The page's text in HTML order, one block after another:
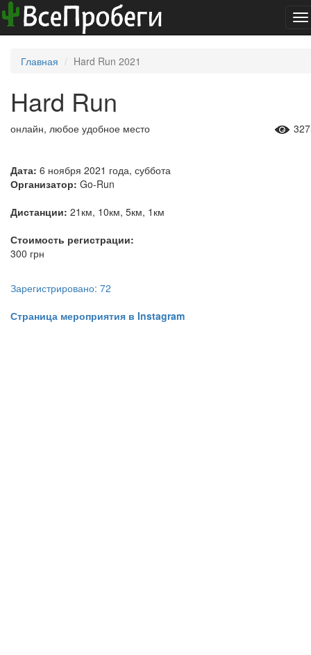
Главная Hard Run 2021
Hard Run
онлайн, любое удобное место
Дата: 6 ноября 2021 года, суббота
Организатор: Go-Run
Дистанции: 21км, 10км, 5км, 1км
Стоимость регистрации:
300 грн
Зарегистрировано: 72
Страница мероприятия в Instagram